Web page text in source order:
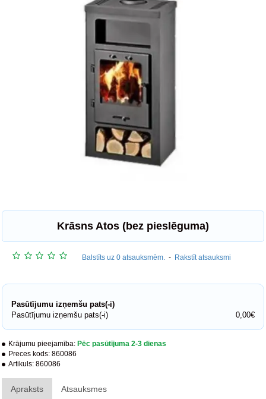
Krāsns Atos (bez pieslēguma)
Krājumu pieejamība: Pēc pasūtījuma 2-3 dienas
Preces kods: 860086
Artikuls: 860086
Balstīts uz 0 atsauksmēm. - Rakstīt atsauksmi
Pasūtījumu izņemšu pats(-i)
Pasūtījumu izņemšu pats(-i)
0,00€
Apraksts
Atsauksmes